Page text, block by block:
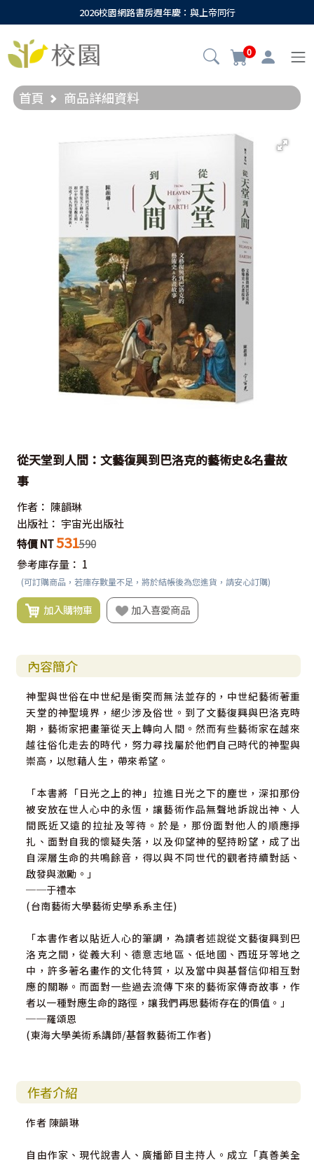
2026校園網路書房週年慶：與上帝同行
0
首頁 商品詳細資料
從天堂到人間：文藝復興到巴洛克的藝術史&名畫故
事
作者： 陳韻琳
出版社： 宇宙光出版社
特價 NT531590
參考庫存量： 1
(可訂購商品，若庫存數量不足，將於結帳後為您進貨，請安心訂購)
加入購物車 加入喜愛商品
內容簡介
神聖與世俗在中世紀是衝突而無法並存的，中世紀藝術著重
天堂的神聖境界，絕少涉及俗世。到了文藝復興與巴洛克時
期，藝術家把畫筆從天上轉向人間。然而有些藝術家在越來
越往俗化走去的時代，努力尋找屬於他們自己時代的神聖與
崇高，以慰藉人生，帶來希望。
「本書將「日光之上的神」拉進日光之下的塵世，深扣那份
被安放在世人心中的永恆，讓藝術作品無聲地訴說出神、人
間既近又遠的拉扯及等待。於是，那份面對他人的順應掙
扎、面對自我的懷疑失落，以及仰望神的堅持盼望，成了出
自深層生命的共鳴餘音，得以與不同世代的觀者持續對話、
啟發與激勵。」
──于禮本
(台南藝術大學藝術史學系系主任)
「本書作者以貼近人心的筆調，為讀者述說從文藝復興到巴
洛克之間，從義大利、德意志地區、低地國、西班牙等地之
中，許多著名畫作的文化特質，以及當中與基督信仰相互對
應的關聯。而面對一些過去流傳下來的藝術家傳奇故事，作
者以一種對應生命的路徑，讓我們再思藝術存在的價值。」
──羅頌恩
(東海大學美術系講師/基督教藝術工作者)
作者介紹
作者 陳韻琳
自由作家、現代說書人、廣播節目主持人。成立「真善美全